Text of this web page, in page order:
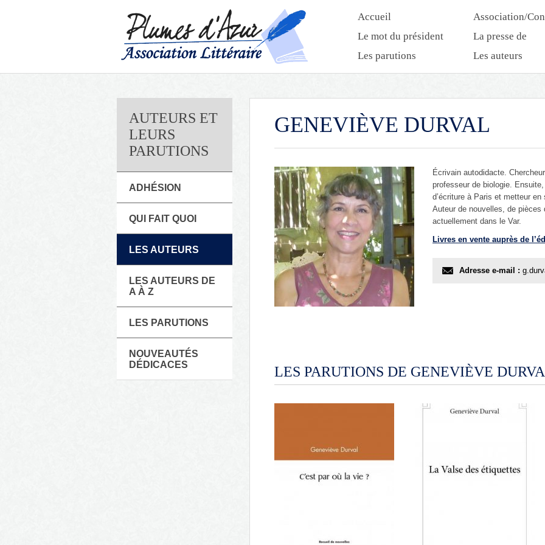
Accueil
Association/
Le mot du président
La presse de
l’association
Les parutions Les auteurs
AUTEURS ET
LEURS
PARUTIONS
ADHÉSION
QUI FAIT QUOI
LES AUTEURS
LES AUTEURS DE
A À Z
LES PARUTIONS
NOUVEAUTÉS
DÉDICACES
GENEVIÈVE DURVAL
Écrivain autodidacte.
professeur de biologie.
d’écriture à Paris et metteur
Auteur de nouvelles, de
actuellement dans le Var.
Livres en vente auprès de
Adresse e-mail :
LES PARUTIONS DE GENEVIÈVE